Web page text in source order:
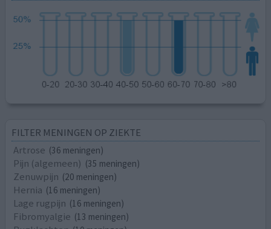
FILTER MENINGEN OP ZIEKTE
Artrose (36 meningen)
Pijn (algemeen) (35 meningen)
Zenuwpijn (20 meningen)
Hernia (16 meningen)
Lage rugpijn (16 meningen)
Fibromyalgie (13 meningen)